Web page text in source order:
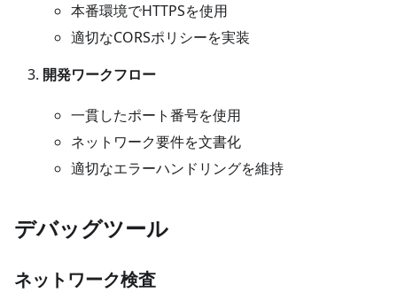
本番環境でHTTPSを使用
適切なCORSポリシーを実装
開発ワークフロー
一貫したポート番号を使用
ネットワーク要件を文書化
適切なエラーハンドリングを維持
デバッグツール
ネットワーク検査